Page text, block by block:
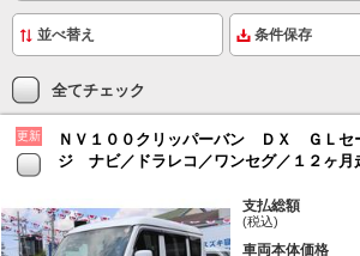
条件保存
全てチェック
更新
ＮＶ１００クリッパーバン ＤＸ ＧＬセ
ジ ナビ／ドラレコ／ワンセグ／１２ヶ月
支払総額
(税込)
車両本体価格